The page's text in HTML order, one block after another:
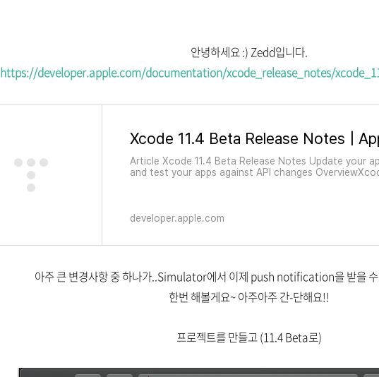
안녕하세요 :) Zedd입니다.
https://developer.apple.com/documentation/xcode_release_notes/
Article Xcode 11.4 Beta Release Notes Update your
and test your apps against API changes
developer.apple.com
아주 큰 변경사항 중 하나가..Simulator에서 이제 push notification을 받을 수
한번 해볼게요~ 아주아주 간-단해요!!
프로젝트를 만들고 (11.4 Beta로)